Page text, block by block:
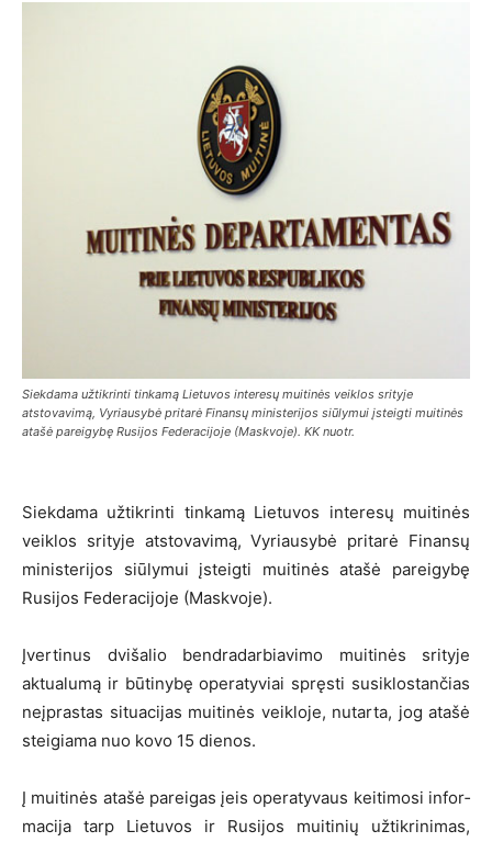
Siekdama užtikrinti tinkamą Lietuvos interesų muitinės veiklos srityje
atstovavimą, Vyriausybė pritarė Finansų ministerijos siūlymui įsteigti muitinės
atašė pareigybę Rusijos Federacijoje (Maskvoje). KK nuotr.
Siekdama užtikrinti tinkamą Lietuvos interesų muitinės
veiklos srityje atstovavimą, Vyriausybė pritarė Finansų
ministerijos siūlymui įsteigti muitinės atašė pareigybę
Rusijos Federacijoje (Maskvoje).
Įvertinus dvišalio bendradarbiavimo muitinės srityje
aktualumą ir būtinybę operatyviai spręsti susiklostančias
neįprastas situacijas muitinės veikloje, nutarta, jog atašė
steigiama nuo kovo 15 dienos.
Į muitinės atašė pareigas įeis ope­ra­ty­vaus kei­ti­mo­si in­for­
ma­ci­ja tarp Lie­tu­vos ir Ru­si­jos mui­ti­nių užtikrinimas,